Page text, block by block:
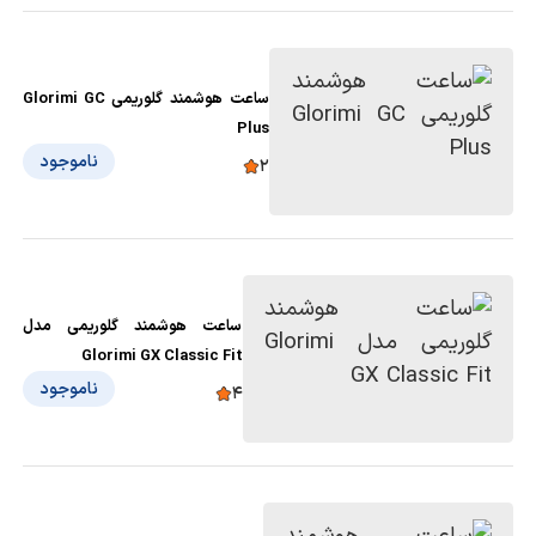
ساعت هوشمند گلوریمی Glorimi GC
Plus
2 ناموجود
ساعت هوشمند گلوریمی مدل
Glorimi GX Classic Fit
4 ناموجود